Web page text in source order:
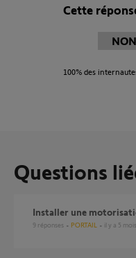
Cette
NON
100% des
Questions
Installer une
9 réponses PORTAIL il y a 5 mois